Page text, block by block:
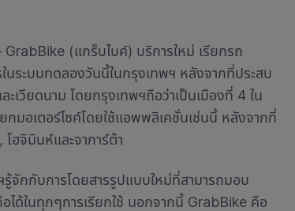
GrabBike (แกร็บไบค์) บริการใหม่ เรียกรถ
นระบบทดลองวันนี้ในกรุงเทพฯ หลังจากที่ประสบ
ะเวียดนาม โดยกรุงเทพฯถือว่าเป็นเมืองที่ 4 ใน
กมอเตอร์ไซค์โดยใช้แอพพลิเคชั่นเช่นนี้ หลังจากที่
ฮจิมินห์และจาการ์ต้า
รู้จักกับการโดยสารรูปแบบใหม่ที่สามารถมอบ
อได้ในทุกๆการเรียกใช้ นอกจากนี้ GrabBike คือ